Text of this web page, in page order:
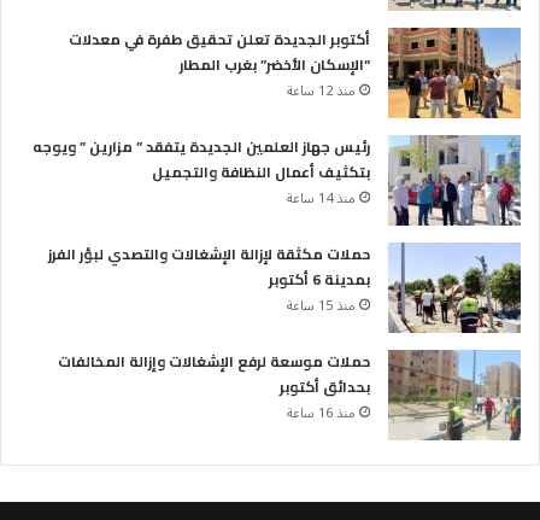
أكتوبر الجديدة تعلن تحقيق طفرة في معدلات
“الإسكان الأخضر” بغرب المطار
منذ 12 ساعة
رئيس جهاز العلمين الجديدة يتفقد ” مزارين ” ويوجه
بتكثيف أعمال النظافة والتجميل
منذ 14 ساعة
حملات مكثقة لإزالة الإشغالات والتصدي لبؤر الفرز
بمدينة 6 أكتوبر
منذ 15 ساعة
حملات موسعة لرفع الإشغالات وإزالة المخالفات
بحدائق أكتوبر
منذ 16 ساعة